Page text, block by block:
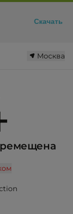
Москва
Скачать